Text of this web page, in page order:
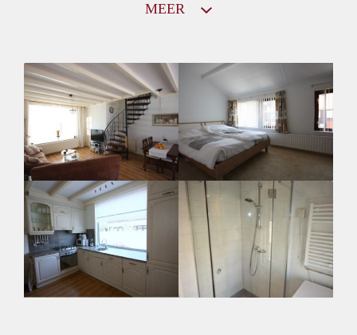
Huurtoeslag
Niet mogelijk
Inkomen eis
N.V.T.
Huurtermijn
Onbepaalde termijn
Oplevering
Gestoffeerd
MEER